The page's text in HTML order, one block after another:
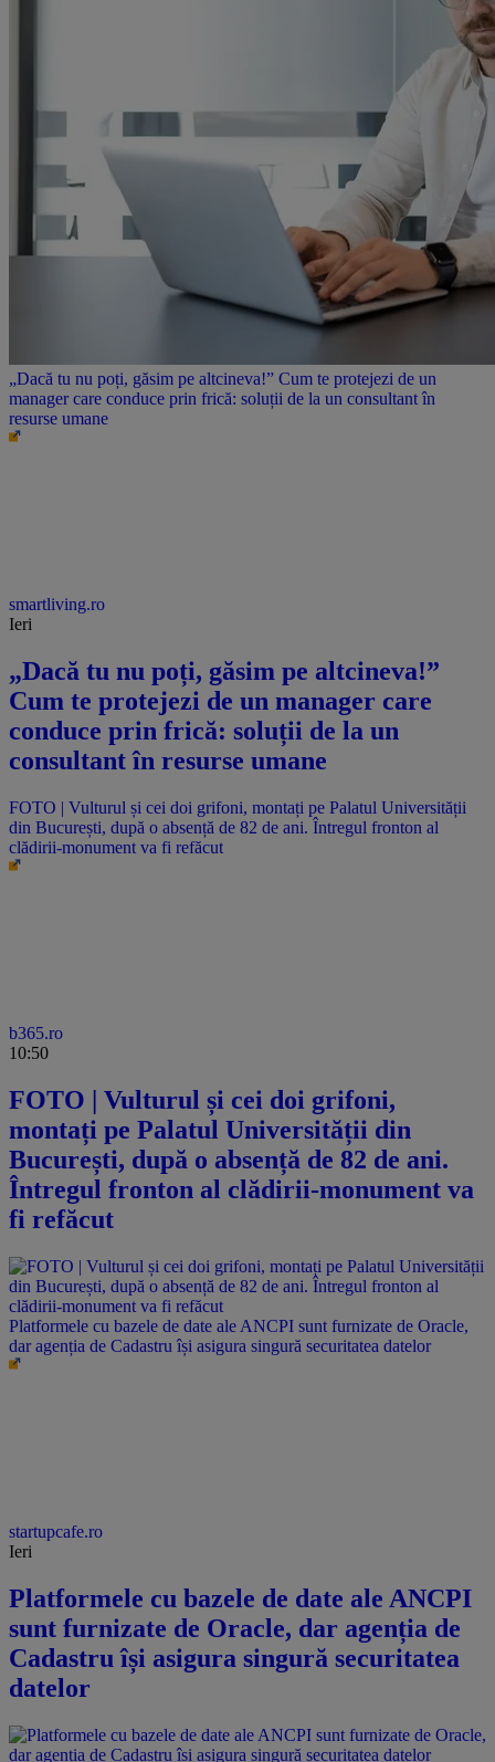
„Dacă tu nu poți, găsim pe altcineva!” Cum te protejezi de un
manager care conduce prin frică: soluții de la un consultant în
resurse umane
smartliving.ro
Ieri
„Dacă tu nu poți, găsim pe altcineva!”
Cum te protejezi de un manager care
conduce prin frică: soluții de la un
consultant în resurse umane
FOTO | Vulturul și cei doi grifoni, montați pe Palatul Universității
din București, după o absență de 82 de ani. Întregul fronton al
clădirii-monument va fi refăcut
b365.ro
10:50
FOTO | Vulturul și cei doi grifoni,
montați pe Palatul Universității din
București, după o absență de 82 de ani.
Întregul fronton al clădirii-monument va
fi refăcut
Platformele cu bazele de date ale ANCPI sunt furnizate de Oracle,
dar agenția de Cadastru își asigura singură securitatea datelor
startupcafe.ro
Ieri
Platformele cu bazele de date ale ANCPI
sunt furnizate de Oracle, dar agenția de
Cadastru își asigura singură securitatea
datelor